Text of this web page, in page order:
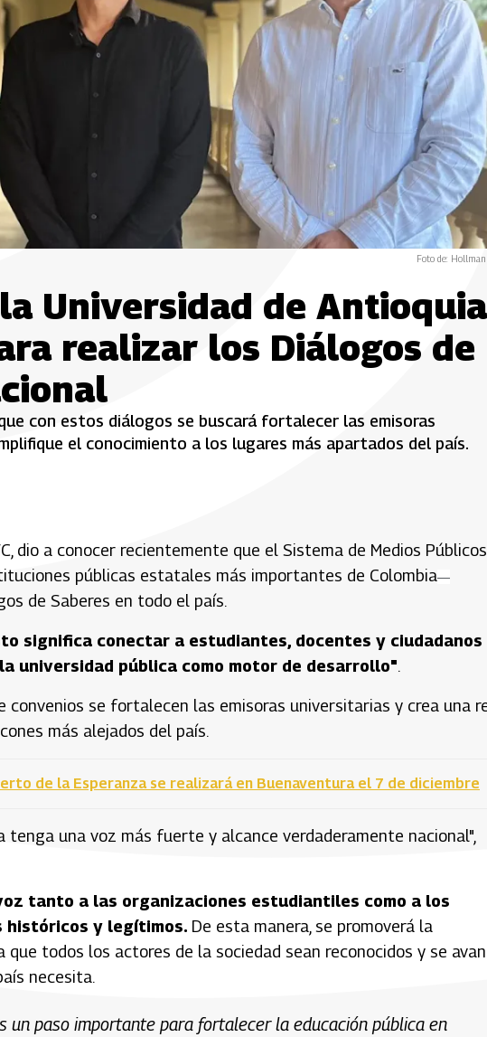
Foto de:
la Universidad de Antioquia
realizar los Diálogos de
con estos diálogos se buscará fortalecer las emisoras
el conocimiento a los lugares más apartados del país.
dio a conocer recientemente que el Sistema de Medios
públicas estatales más importantes de Colombia—
de Saberes en todo el país.
significa conectar a estudiantes, docentes y ciudadanos
universidad pública como motor de desarrollo".
convenios se fortalecen las emisoras universitarias y crea una
más alejados del país.
de la Esperanza se realizará en Buenaventura el 7 de diciembre
una voz más fuerte y alcance verdaderamente nacional",
tanto a las organizaciones estudiantiles como a los
históricos y legítimos. De esta manera, se promoverá la
que todos los actores de la sociedad sean reconocidos y se
necesita.
un paso importante para fortalecer la educación pública en